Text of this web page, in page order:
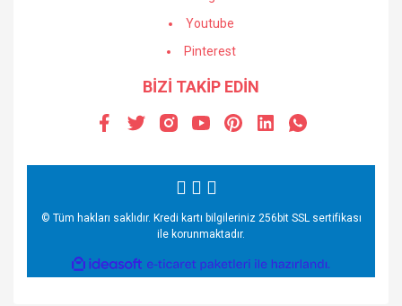
Youtube
Pinterest
BİZİ TAKİP EDİN
© Tüm hakları saklıdır. Kredi kartı bilgileriniz 256bit SSL sertifikası
ile korunmaktadır.
ideasoft
e-
ticaret
hazırlandı.